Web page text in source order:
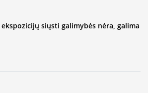
siųsti galimybės nėra, galima